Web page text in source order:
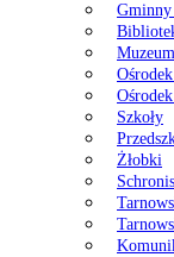
Szkoły
Żłobki